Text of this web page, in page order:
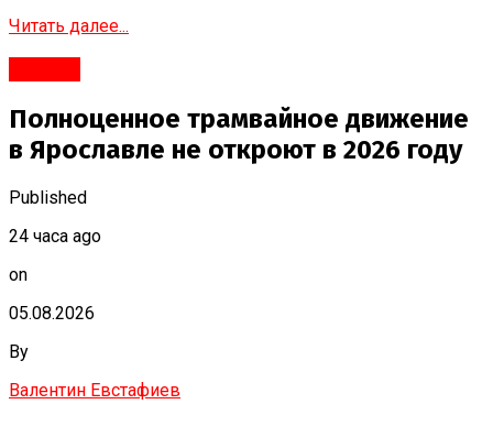
Читать далее...
Полноценное трамвайное движение
в Ярославле не откроют в 2026 году
Published
24 часа ago
on
05.08.2026
By
Валентин Евстафиев